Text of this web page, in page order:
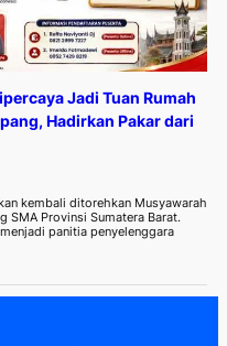
Jadi Tuan Rumah
Hadirkan Pakar dari
kembali ditorehkan Musyawarah
SMA Provinsi Sumatera Barat.
panitia penyelenggara